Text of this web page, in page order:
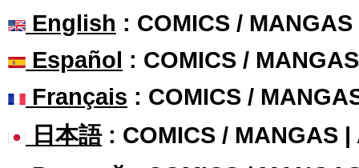
English : COMICS /
Español : COMICS /
Français : COMICS /
日本語: COMICS / MANGAS |